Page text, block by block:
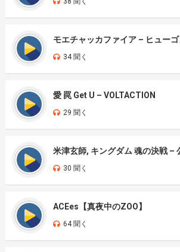
34 聞く
愛 罠 Get U – VOLTACTION
29 聞く
米津玄師, キングダム 魂の決戦 –
30 聞く
ACEes【真夜中のZOO】
64 聞く